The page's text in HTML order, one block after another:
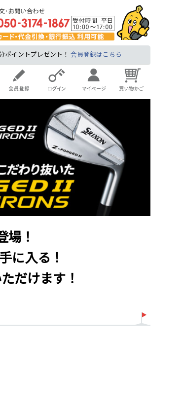
イントプレゼント！ 会員登録はこちら
！
に入る！
だけます！